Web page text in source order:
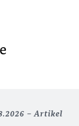
Artikel